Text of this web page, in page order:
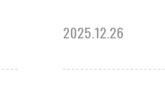
2025.12.26